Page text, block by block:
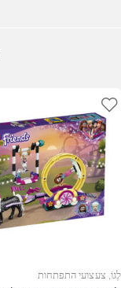
לֶגוֹ, צעצועי התפתחות